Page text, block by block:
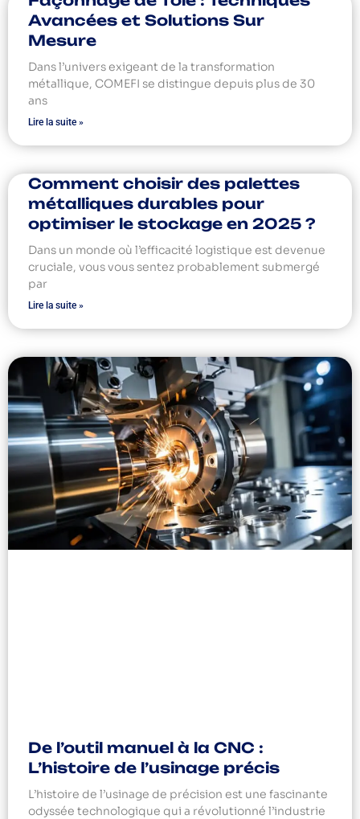
Avancées et Solutions Sur
Mesure
Dans l’univers exigeant de la transformation
métallique, COMEFI se distingue depuis plus de 30
ans
Lire la suite »
Comment choisir des palettes
métalliques durables pour
optimiser le stockage en 2025 ?
Dans un monde où l’efficacité logistique est devenue
cruciale, vous vous sentez probablement submergé
par
Lire la suite »
De l’outil manuel à la CNC :
L’histoire de l’usinage précis
L’histoire de l’usinage de précision est une fascinante
odyssée technologique qui a révolutionné l’industrie